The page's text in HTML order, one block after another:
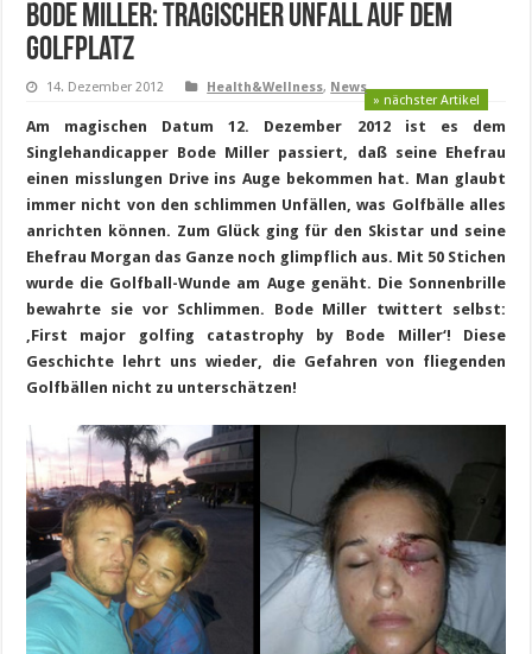
Bode Miller: Tragischer Unfall auf dem
Golfplatz
14. Dezember 2012 Health&Wellness, News
» nächster Artikel
Am magischen Datum 12. Dezember 2012 ist es dem
Singlehandicapper Bode Miller passiert, daß seine Ehefrau
einen misslungen Drive ins Auge bekommen hat. Man glaubt
immer nicht von den schlimmen Unfällen, was Golfbälle alles
anrichten können. Zum Glück ging für den Skistar und seine
Ehefrau Morgan das Ganze noch glimpflich aus. Mit 50 Stichen
wurde die Golfball-Wunde am Auge genäht. Die Sonnenbrille
bewahrte sie vor Schlimmen. Bode Miller twittert selbst:
‚First major golfing catastrophy by Bode Miller‘! Diese
Geschichte lehrt uns wieder, die Gefahren von fliegenden
Golfbällen nicht zu unterschätzen!